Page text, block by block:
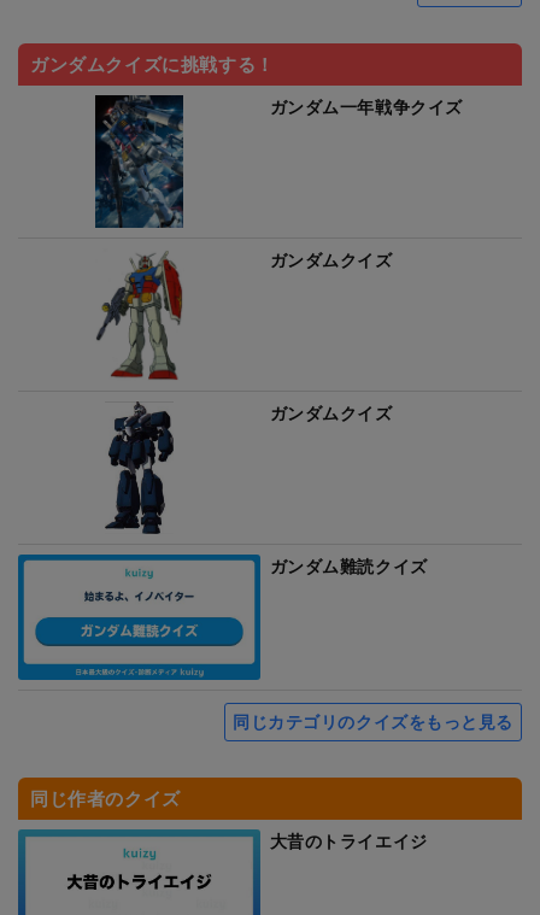
ガンダムクイズに挑戦する！
ガンダム一年戦争クイズ
ガンダムクイズ
ガンダムクイズ
ガンダム難読クイズ
同じカテゴリのクイズをもっと見る
同じ作者のクイズ
大昔のトライエイジ